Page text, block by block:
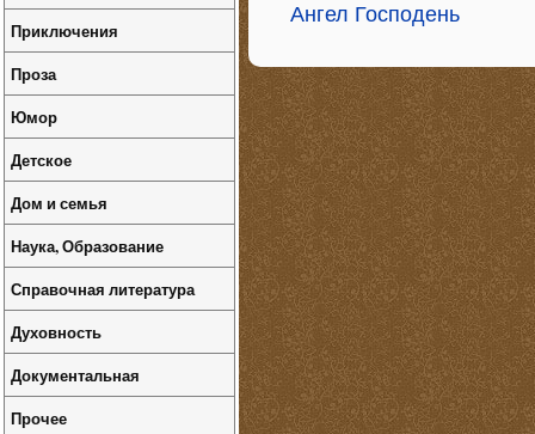
Ангел Господень
Приключения
Проза
Юмор
Детское
Дом и семья
Наука, Образование
Справочная литература
Духовность
Документальная
Прочее